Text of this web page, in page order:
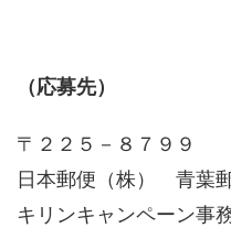
（応募先）
〒２２５－８７９９
日本郵便（株） 青葉
キリンキャンペーン事